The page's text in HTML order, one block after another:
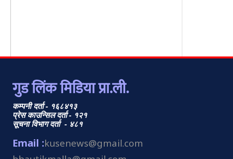
गुड लिंक मिडिया प्रा.ली.
कम्पनी दर्ता - १६८४१३
प्रेस काउन्सिल दर्ता - १२१
सूचना विभाग दर्ता - ४८१
Email :kusenews@gmail.com